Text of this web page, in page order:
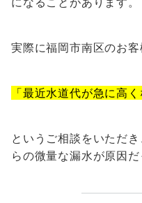
実際に福岡市南区のお客
「最近水道代が急に高く
というご相談をいただ
らの微量な漏水が原因